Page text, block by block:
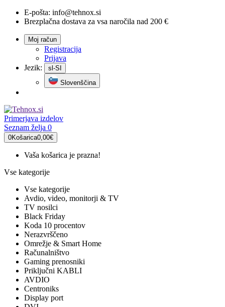
E-pošta: info@tehnox.si
Brezplačna dostava za vsa naročila nad 200 €
Moj račun
Registracija
Prijava
Jezik:
sl-SI
Slovenščina
Primerjava izdelov
Seznam želja 0
0Košarica0,00€
Vaša košarica je prazna!
Vse kategorije
Vse kategorije
Avdio, video, monitorji & TV
TV nosilci
Black Friday
Koda 10 procentov
Nerazvrščeno
Omrežje & Smart Home
Računalništvo
Gaming prenosniki
Priključni KABLI
AVDIO
Centroniks
Display port